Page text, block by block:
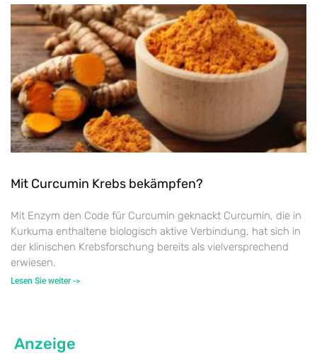
Mit Curcumin Krebs bekämpfen?
Mit Enzym den Code für Curcumin geknackt Curcumin, die in
Kurkuma enthaltene biologisch aktive Verbindung, hat sich in
der klinischen Krebsforschung bereits als vielversprechend
erwiesen.
Lesen Sie weiter ->
Anzeige